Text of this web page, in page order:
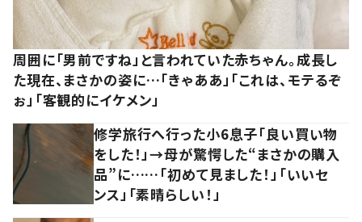
周囲に「男前ですね」と言われていた赤ちゃん。成長し
た現在、まさかの姿に…「きゃああ」「これは、モテるぞ
ぉ」「客観的にイケメン」
修学旅行へ行った小6息子「良い買い物
をした！」→母が驚愕した“まさかの購入
品”に……「初めて見ました！」「いいセ
ンス」「素晴らしい！」